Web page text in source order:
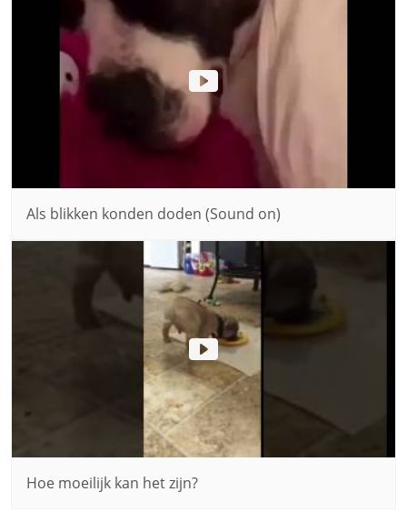
Als blikken konden doden (Sound on)
Hoe moeilijk kan het zijn?